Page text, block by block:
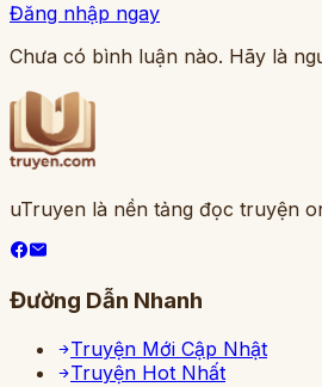
Đăng nhập ngay
Chưa có bình luận nào. Hãy là
uTruyen là nền tảng đọc truyện
Đường Dẫn Nhanh
Truyện Mới Cập Nhật
Truyện Hot Nhất